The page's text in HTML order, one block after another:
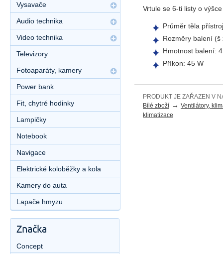
Vrtule se 6-ti listy o
Průměr těla
Rozměry balení (š
Hmotnost balení:
Příkon: 45 W
PRODUKT JE ZAŘAZEN V
Bílé zboží → Ventilátory,
klimatizace
Vysavače
Audio technika
Video technika
Televizory
Fotoaparáty, kamery
Power bank
Fit, chytré hodinky
Lampičky
Notebook
Navigace
Elektrické koloběžky a kola
Kamery do auta
Lapače hmyzu
Značka
Concept